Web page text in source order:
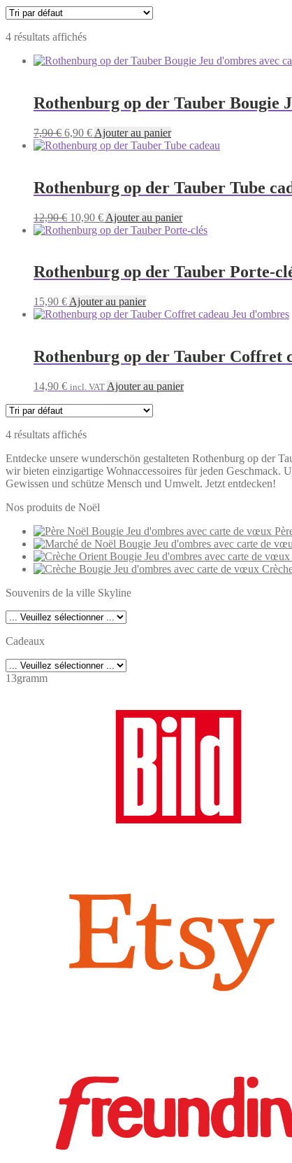
4 résultats affichés
Rothenburg op der Tauber Bougie
7,90€ Le
prix
7,90 €.
6,90 €Le
prix
6,90 €.
Ajouter au panier
Rothenburg op der Tauber Tube
12,90€ Le
prix
12,90 €.
10,90 €Le
prix
10,90 €.
Ajouter au panier
Rothenburg op der Tauber Porte-
15,90 € Ajouter au panier
Rothenburg op der Tauber Coffret
14,90 € incl. VAT Ajouter au panier
4 résultats affichés
Entdecke unsere wunderschön gestalteten Rothenburg op der
wir bieten einzigartige Wohnaccessoires für jeden Geschmack.
Gewissen und schütze Mensch und Umwelt. Jetzt entdecken!
Nos produits de Noël
Souvenirs de la ville Skyline
Cadeaux
13gramm